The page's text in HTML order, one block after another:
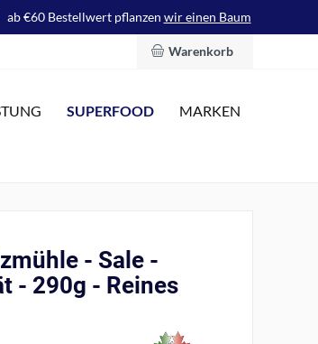
ab €60 Bestellwert pflanzen wir einen Baum
Warenkorb
SUPERFOOD MARKEN
- Sale -
- 290g - Reines